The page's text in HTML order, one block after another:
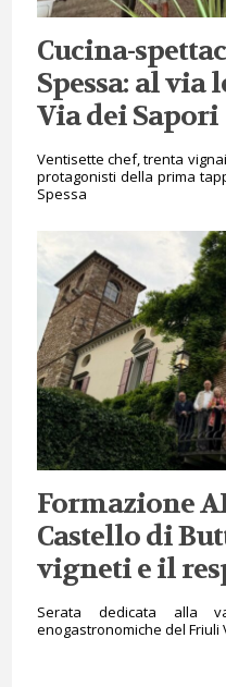
Cucina-
Spessa: al via
Via dei Sapori
Ventisette chef, trenta
protagonisti della prima
Spessa
Formazione
Castello di
vigneti e il
Serata dedicata alla
enogastronomiche del Friuli